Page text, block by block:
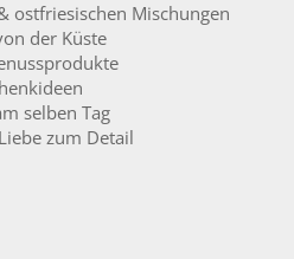
ostfriesischen Mischungen
der Küste
selben Tag
zum Detail